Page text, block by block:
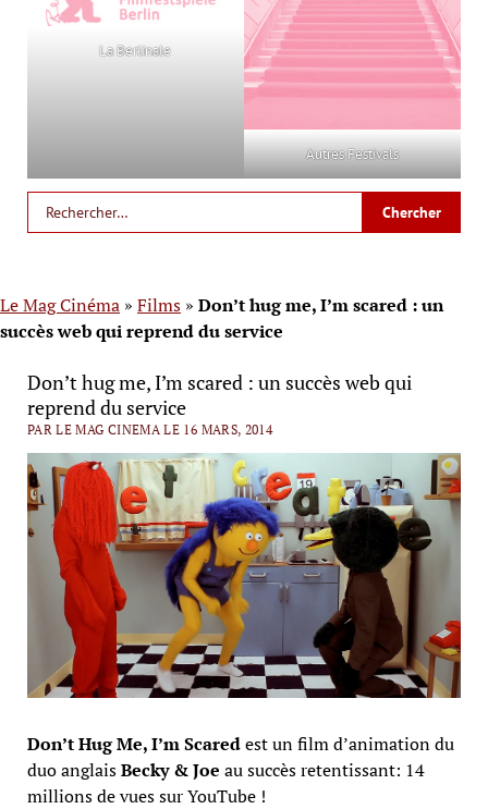
La Berlinale
Autres Festivals
Le Mag Cinéma » Films » Don’t hug me, I’m scared : un
succès web qui reprend du service
Don’t hug me, I’m scared : un succès web qui
reprend du service
PAR LE MAG CINEMA LE 16 MARS, 2014
Don’t Hug Me, I’m Scaredest un film d’animation du
duo anglaisBecky & Joe au succès retentissant: 14
millions de vues sur YouTube !